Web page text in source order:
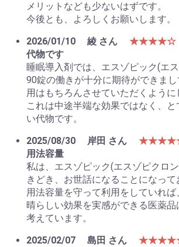
お買い物を続ける カート
メリットなども少ないはずです。
今後とも、よろしくお願いします。
2026/01/10
綾 さん
★★★★☆
代物です
睡眠導入剤では、エスゾピック(エ
90錠の働きが十分に期待ができま
用はもちろんさせていただくように
これは中途半端な効果ではなく、
い代物です。
2025/08/30
岸田 さん
用法容量
私は、エスゾピック(エスゾピクロ
きどき、お世話になることになって
用法容量を守って利用をしていれ
晴らしい効果を実感ができる医薬品
考えています。
2025/02/07
島田 さん